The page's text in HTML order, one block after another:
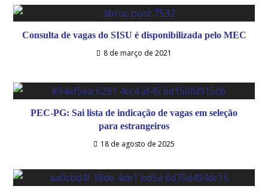
Consulta de vagas do SISU é disponibilizada pelo MEC
8 de março de 2021
PEC-PG: Sai lista de indicação de vagas em seleção
para estrangeiros
18 de agosto de 2025